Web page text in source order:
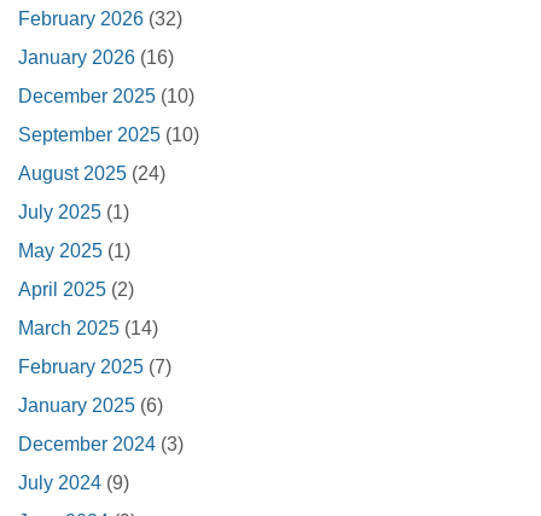
February 2026 (32)
January 2026 (16)
December 2025 (10)
September 2025 (10)
August 2025 (24)
July 2025 (1)
May 2025 (1)
April 2025 (2)
March 2025 (14)
February 2025 (7)
January 2025 (6)
December 2024 (3)
July 2024 (9)